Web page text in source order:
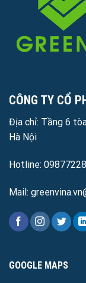
CÔNG TY CỔ
Địa chỉ: Tầng 6
Hà Nội
Hotline:
Mail:
GOOGLE MAPS